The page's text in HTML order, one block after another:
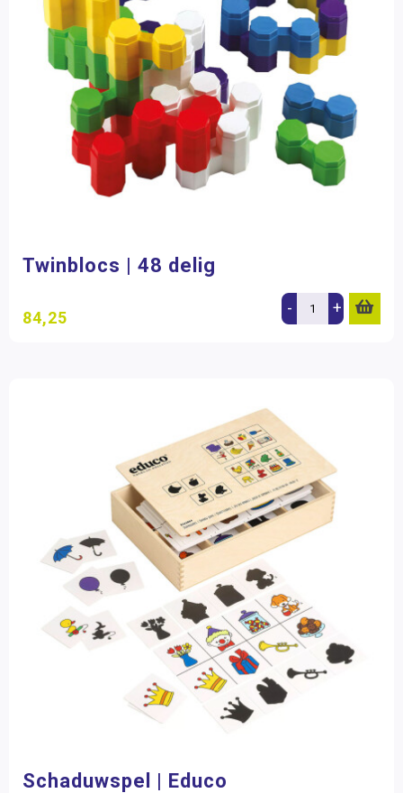
Twinblocs | 48 delig
84,25 - +
Schaduwspel | Educo